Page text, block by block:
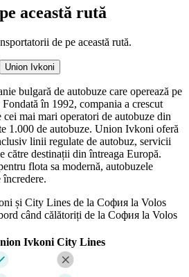
această rută
de pe această rută.
Union Ivkoni
bulgară de autobuze care operează pe
în 1992, compania a crescut
mai mari operatori de autobuze din
1.000 de autobuze. Union Ivkoni oferă
linii regulate de autobuz, servicii
către destinații din întreaga Europă.
flota sa modernă, autobuzele
și City Lines de la София la Volos
când călătoriți de la София la Volos
Ivkoni City Lines